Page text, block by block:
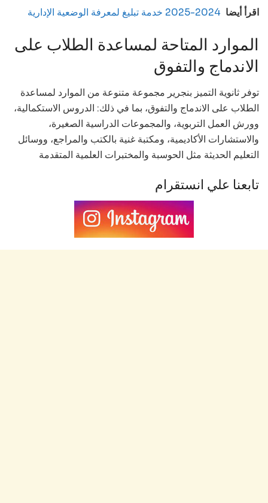
اقرأ أيضا 2024-2025 خدمة تبليغ لمعرفة الوضعية الإدارية
الموارد المتاحة لمساعدة الطلاب على
الاندماج والتفوق
توفر ثانوية التميز بنجرير مجموعة متنوعة من الموارد لمساعدة
الطلاب على الاندماج والتفوق، بما في ذلك: الدروس الاستكمالية،
وورش العمل التربوية، والمجموعات الدراسية الصغيرة،
والاستشارات الأكاديمية، ومكتبة غنية بالكتب والمراجع، ووسائل
التعليم الحديثة مثل الحوسبة والمختبرات العلمية المتقدمة
تابعنا علي انستقرام